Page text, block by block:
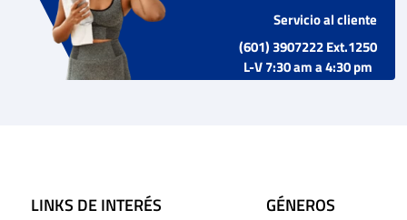
Servicio al cliente
(601) 3907222 Ext.1250
L-V 7:30 am a 4:30 pm
LINKS DE INTERÉS GÉNEROS